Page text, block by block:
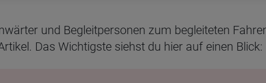
und Begleitpersonen zum begleiteten
Das Wichtigste siehst du hier auf einen Blick: